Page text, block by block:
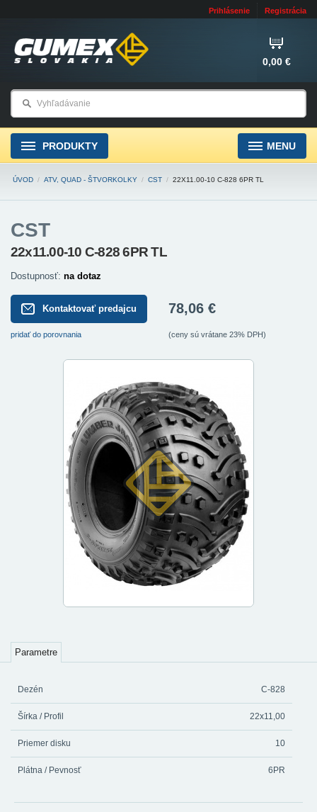
Prihlásenie Registrácia
0,00 €
PRODUKTY MENU
ÚVOD / ATV, QUAD - ŠTVORKOLKY / CST / 22X11.00-10 C-828 6PR TL
CST
22x11.00-10 C-828 6PR TL
Dostupnosť: na dotaz
Kontaktovať predajcu
pridať do porovnania
78,06 €
(ceny sú vrátane 23% DPH)
Parametre
Dezén C-828
Šírka / Profil 22x11,00
Priemer disku 10
Plátna / Pevnosť 6PR